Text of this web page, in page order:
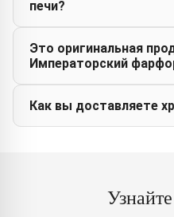
печи?
Это оригинальная
Императорский
Как вы доставляете